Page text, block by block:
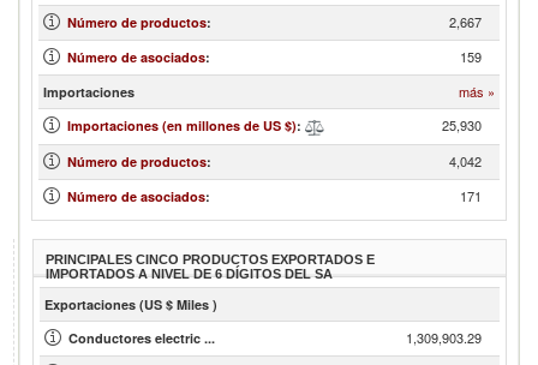
Número de productos: 2,667
Número de asociados: 159
Importaciones más »
Importaciones (en millones de US $): 25,930
Número de productos: 4,042
Número de asociados: 171
PRINCIPALES CINCO PRODUCTOS EXPORTADOS E
IMPORTADOS A NIVEL DE 6 DÍGITOS DEL SA
Exportaciones (US $ Miles )
Conductores electric ...
1,309,903.29